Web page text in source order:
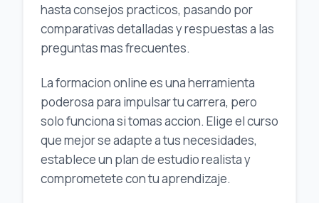
hasta consejos practicos, pasando por
comparativas detalladas y respuestas a las
preguntas mas frecuentes.
La formacion online es una herramienta
poderosa para impulsar tu carrera, pero
solo funciona si tomas accion. Elige el curso
que mejor se adapte a tus necesidades,
establece un plan de estudio realista y
comprometete con tu aprendizaje.